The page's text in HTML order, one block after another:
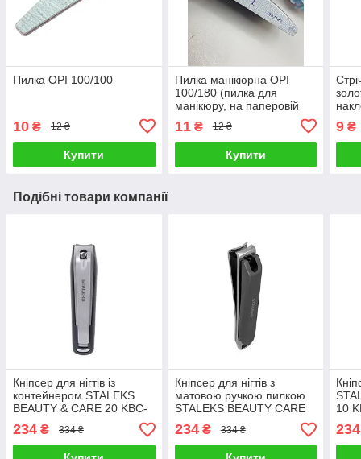
Пилка OPI 100/100
10 ₴ 12 ₴
Купити
Пилка манікюрна OPI
100/180 (пилка для
манікюру, на паперовій
11₴ 12 ₴
Купити
9 ₴
Подібні товари компанії
Кніпсер для нігтів із
контейнером STALEKS
BEAUTY & CARE 20 KBC-
20 інструмент для
манікюру
234 ₴ 334 ₴
Кніпсер для нігтів з
матовою ручкою пилкою
STALEKS BEAUTY CARE
50 KBC-50 манікюрний
інструмент сталекс
234₴ 334 ₴
10
234